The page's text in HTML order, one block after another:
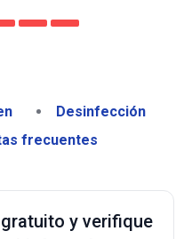
Desinfección
frecuentes
y verifique